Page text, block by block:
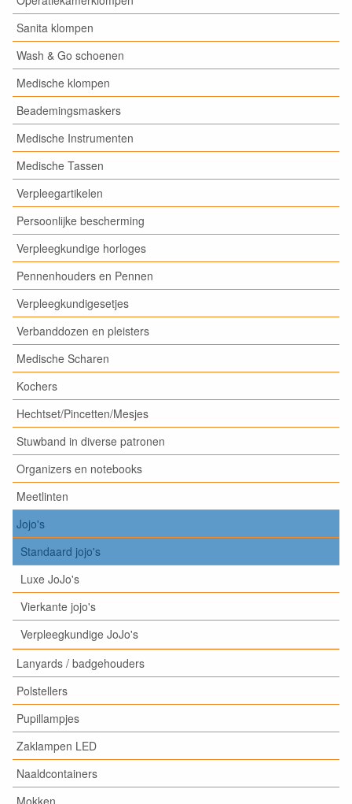
Sanita klompen
Wash & Go schoenen
Medische klompen
Beademingsmaskers
Medische Instrumenten
Medische Tassen
Verpleegartikelen
Persoonlijke bescherming
Verpleegkundige horloges
Pennenhouders en Pennen
Verpleegkundigesetjes
Verbanddozen en pleisters
Medische Scharen
Kochers
Hechtset/Pincetten/Mesjes
Stuwband in diverse patronen
Organizers en notebooks
Meetlinten
Jojo's
Standaard jojo's
Luxe JoJo's
Vierkante jojo's
Verpleegkundige JoJo's
Lanyards / badgehouders
Polstellers
Pupillampjes
Zaklampen LED
Naaldcontainers
Mokken